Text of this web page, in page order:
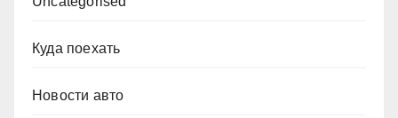
Куда поехать
Новости авто